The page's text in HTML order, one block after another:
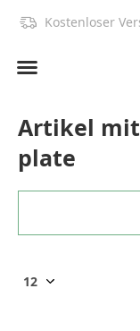
Kostenloser
Artikel
plate